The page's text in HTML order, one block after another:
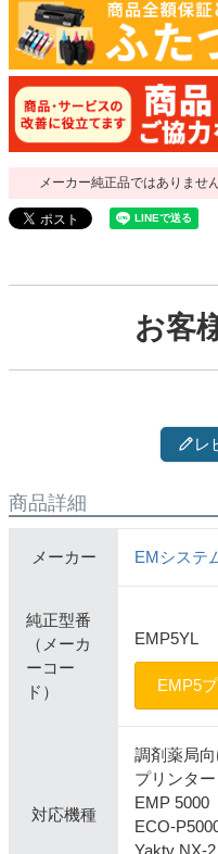
メーカー純正品ではありません
お客
レ
商品詳細
メーカー EMシステ
純正型番
（メーカ
ーコー
ド）
EMP5YL
EMP5
対応機種
調剤薬局
プリンター
EMP 5000
ECO-
Yakty NX-